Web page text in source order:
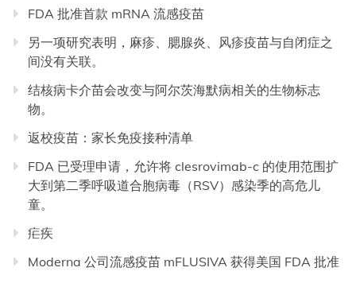
FDA 批准首款 mRNA 流感疫苗
另一项研究表明，麻疹、腮腺炎、风疹疫苗与自闭症之
间没有关联。
结核病卡介苗会改变与阿尔茨海默病相关的生物标志
物。
返校疫苗：家长免疫接种清单
FDA 已受理申请，允许将 clesrovimab-c 的使用范围扩
大到第二季呼吸道合胞病毒（RSV）感染季的高危儿
童。
疟疾
Moderna 公司流感疫苗 mFLUSIVA 获得美国 FDA 批准